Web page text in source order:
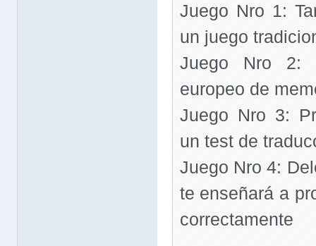
Juego Nro 1:
un juego
Juego Nro 2:
europeo de
Juego Nro 3:
un test de
Juego Nro 4:
te enseñará a
correctamente